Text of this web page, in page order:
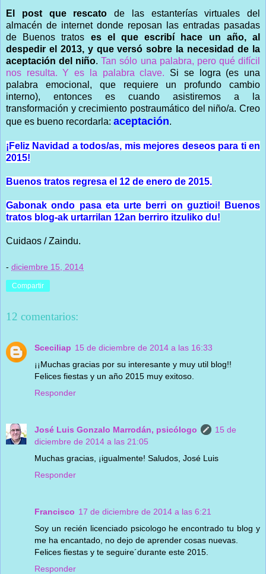
El post que rescato de las estanterías virtuales del
almacén de internet donde reposan las entradas pasadas
de Buenos tratos es el que escribí hace un año, al
despedir el 2013, y que versó sobre la necesidad de la
aceptación del niño.Tan sólo una palabra, pero qué difícil
nos resulta. Y es la palabra clave. Si se logra (es una
palabra emocional, que requiere un profundo cambio
interno), entonces es cuando asistiremos a la
transformación y crecimiento postraumático del niño/a. Creo
que es bueno recordarla: aceptación.
¡Feliz Navidad a todos/as, mis mejores deseos para ti en
2015!
Buenos tratos regresa el 12 de enero de 2015.
Gabonak ondo pasa eta urte berri on guztioi! Buenos
tratos blog-ak urtarrilan 12an berriro itzuliko du!
Cuidaos / Zaindu.
- diciembre 15, 2014
Compartir
12 comentarios:
Sceciliap 15 de diciembre de 2014 a las 16:33
¡¡Muchas gracias por su interesante y muy util blog!!
Felices fiestas y un año 2015 muy exitoso.
Responder
José Luis Gonzalo Marrodán, psicólogo
15 de
diciembre de 2014 a las 21:05
Muchas gracias, ¡igualmente! Saludos, José Luis
Responder
Francisco 17 de diciembre de 2014 a las 6:21
Soy un recién licenciado psicologo he encontrado tu blog y
me ha encantado, no dejo de aprender cosas nuevas.
Felices fiestas y te seguire´durante este 2015.
Responder